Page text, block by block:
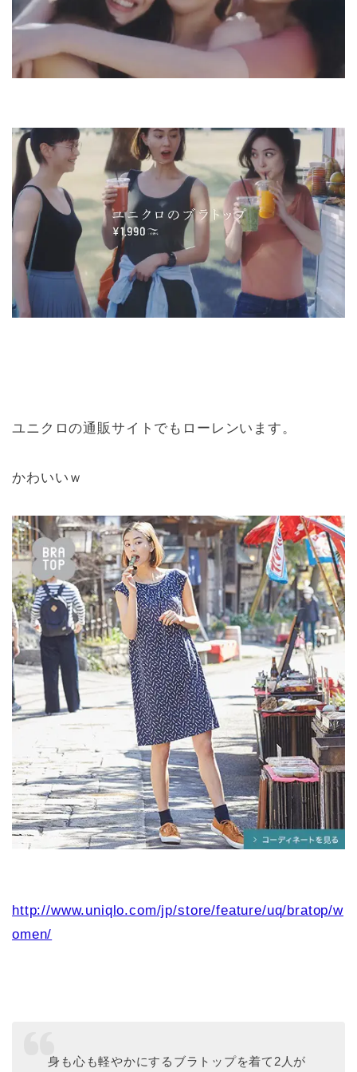
ユニクロの通販サイトでもローレンいます。
かわいいｗ
http://www.uniqlo.com/jp/store/feature/uq/bratop/w
omen/
身も心も軽やかにするブラトップを着て2人が